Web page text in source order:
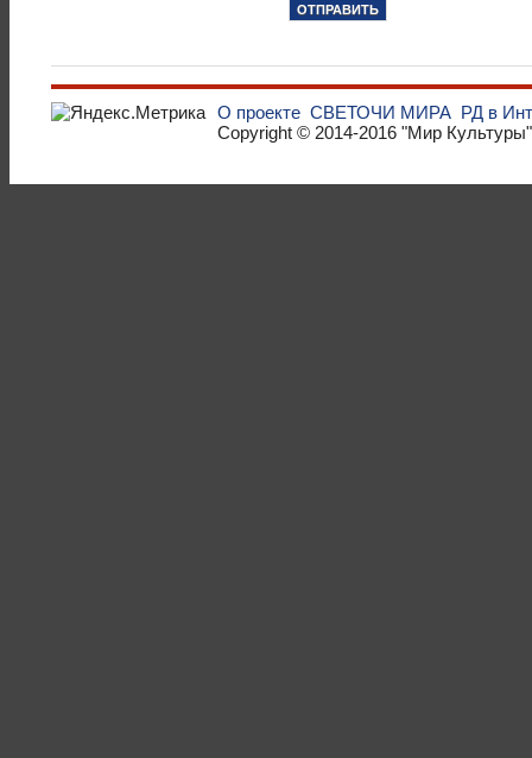
О проекте СВЕТОЧИ МИРА РД в
Copyright © 2014-2016 "Мир Культуры"